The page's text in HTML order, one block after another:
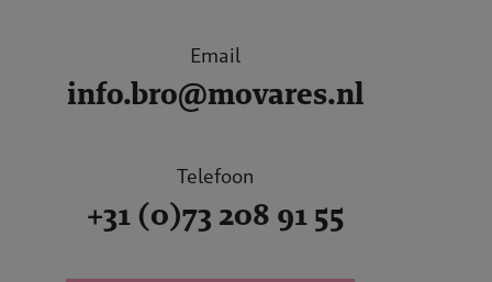
Email
info.bro@movares.nl
Telefoon
+31 (0)73 208 91 55